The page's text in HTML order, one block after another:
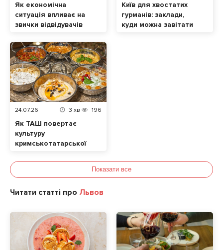
Як економічна
ситуація впливає на
звички відвідувачів
Київ для хвостатих
гурманів: заклади,
куди можна завітати
24.07.26 3 хв 196
Як ТАШ повертає
культуру
кримськотатарської
Показати все
Читати статті про Львов